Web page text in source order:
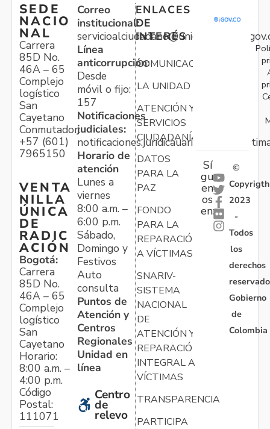
SEDE
NACIO
NAL
Carrera
85D No.
46A – 65
Complejo
logístico
San
Cayetano
Conmutador:
+57 (601)
7965150
VENTA
NILLA
ÚNICA
DE
RADIC
ACIÓN
Bogotá:
Carrera
85D No.
46A – 65
Complejo
logístico
San
Cayetano
Horario:
8:00 a.m. –
4:00 p.m.
Código
Postal:
111071
Correo
institucional:
Línea
anticorrupción:
Desde
móvil o fijo:
157
Notificaciones
judiciales:
Horario de
atención
Lunes a
viernes
8:00 a.m. –
6:00 p.m.
Sábado,
Domingo y
Festivos
Auto
consulta
Puntos de
Atención y
Centros
Regionales
Unidad en
línea
Centro
de
relevo
ENLACES
DE
INTERÉS
COMUNICACIONES
LA UNIDAD
ATENCIÓN Y
SERVICIOS
CIUDADANÍA
DATOS
PARA LA
PAZ
FONDO
PARA LA
REPARACIÓN
A VÍCTIMAS
SNARIV-
SISTEMA
NACIONAL
DE
ATENCIÓN Y
REPARACIÓN
INTEGRAL A
VÍCTIMAS
TRANSPARENCIA
PARTICIPA
Sí
gu
en
os
en:
©
Copyrigth
2023
-
Todos
los
derechos
Gobierno
de
Colombia